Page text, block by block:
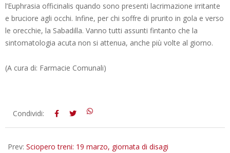
l’Euphrasia officinalis quando sono presenti lacrimazione irritante
e bruciore agli occhi. Infine, per chi soffre di prurito in gola e verso
le orecchie, la Sabadilla. Vanno tutti assunti fintanto che la
sintomatologia acuta non si attenua, anche più volte al giorno.
(A cura di: Farmacie Comunali)
2025-
Condividi:
Prev: Sciopero treni: 19 marzo, giornata di disagi